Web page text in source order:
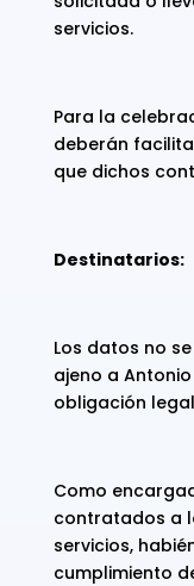
servicios.
Para la
deberán
que dichos
Destinatarios:
Los datos no
ajeno a
obligación
Como
contratados a
servicios,
cumplimiento